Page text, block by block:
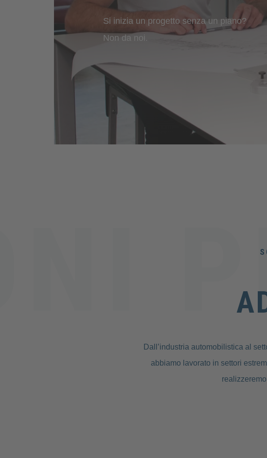
Si inizia un progetto senza un piano?
Non da noi.
Dall’industria automobilistica al
abbiamo lavorato in settori